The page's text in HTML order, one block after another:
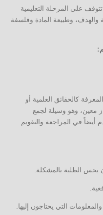
على المرحلة التعليمية
والهدف، وطبيعة المادة وفلسفة
كالحقائق العلمية أو
معين، وهو وسيلة لجمع
في المراجعة والتقويم